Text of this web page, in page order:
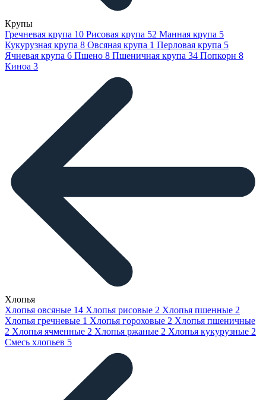
Крупы
Гречневая крупа 10 Рисовая крупа 52 Манная крупа 5
Кукурузная крупа 8 Овсяная крупа 1 Перловая крупа 5
Ячневая крупа 6 Пшено 8 Пшеничная крупа 34 Попкорн 8
Киноа 3
Хлопья
Хлопья овсяные 14 Хлопья рисовые 2 Хлопья пшенные 2
Хлопья гречневые 1 Хлопья гороховые 2 Хлопья пшеничные
2 Хлопья ячменные 2 Хлопья ржаные 2 Хлопья кукурузные 2
Смесь хлопьев 5